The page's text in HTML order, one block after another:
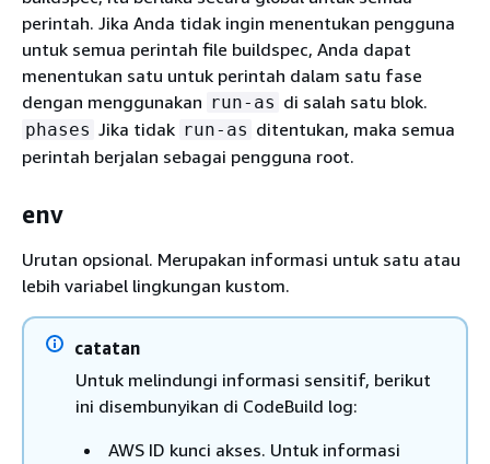
perintah. Jika Anda tidak ingin menentukan pengguna
untuk semua perintah file buildspec, Anda dapat
menentukan satu untuk perintah dalam satu fase
dengan menggunakan run-as di salah satu blok.
phases Jika tidak run-as ditentukan, maka semua
perintah berjalan sebagai pengguna root.
env
Urutan opsional. Merupakan informasi untuk satu atau
lebih variabel lingkungan kustom.
catatan
Untuk melindungi informasi sensitif, berikut
ini disembunyikan di CodeBuild log:
AWS ID kunci akses. Untuk informasi